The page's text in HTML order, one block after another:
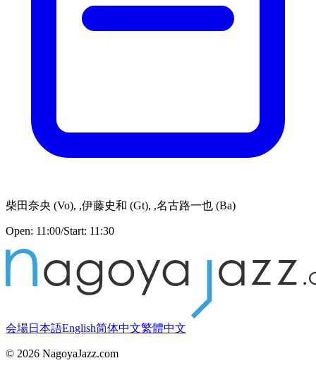
柴田奈央 (Vo), ,伊藤史和 (Gt), ,名古路一也 (Ba)
Open: 11:00/Start: 11:30
会場日本語English简体中文繁體中文
© 2026 NagoyaJazz.com